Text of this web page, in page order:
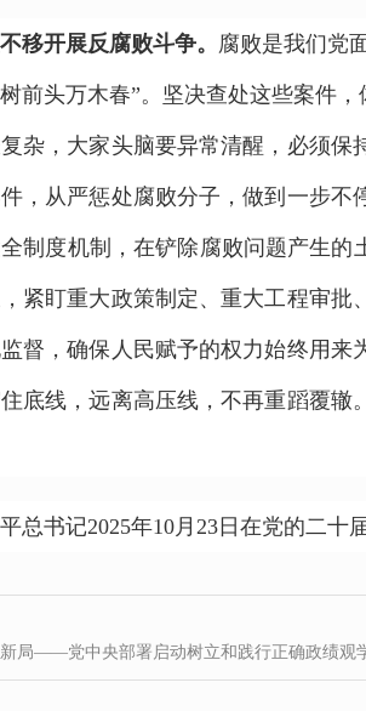
移开展反腐败斗争。 腐败是我们党
前头万木春”。坚决查处这些案件
杂，大家头脑要异常清醒，必须
，从严惩处腐败分子，做到一步
制度机制，在铲除腐败问题产生
紧盯重大政策制定、重大工程审
督，确保人民赋予的权力始终用
底线，远离高压线，不再重蹈覆
总书记2025年10月23日在党的二十
局——党中央部署启动树立和践行正确政绩观